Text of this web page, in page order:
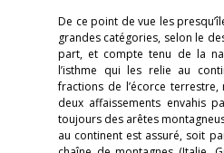
De ce point de vue les
grandes catégories, selon le
part, et compte tenu de la
l’isthme qui les relie au
fractions de l’écorce terrestre,
deux affaissements envahis
toujours des arêtes
au continent est assuré, soit